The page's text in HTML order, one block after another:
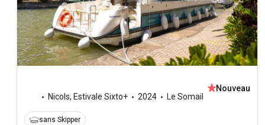
Nicols, Estivale Sixto+ 2024 Le Somail
Nouveau
sans Skipper